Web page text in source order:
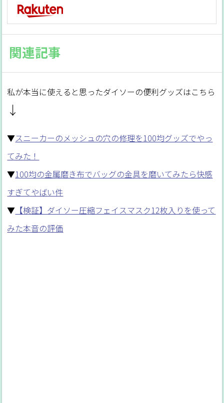
関連記事
私が本当に使えると思ったダイソーの便利グッズはこちら
↓
▼スニーカーのメッシュの穴の修理を100均グッズでやっ
てみた！
▼100均の金属磨き布でバッグの金具を磨いてみたら快感
すぎてやばい件
▼ 【検証】ダイソー圧縮フェイスマスク12枚入りを使って
みた本音の評価